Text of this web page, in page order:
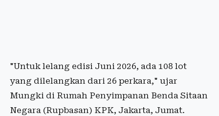
"Untuk lelang edisi Juni 2026, ada 108 lot
yang dilelangkan dari 26 perkara," ujar
Mungki di Rumah Penyimpanan Benda Sitaan
Negara (Rupbasan) KPK, Jakarta, Jumat.